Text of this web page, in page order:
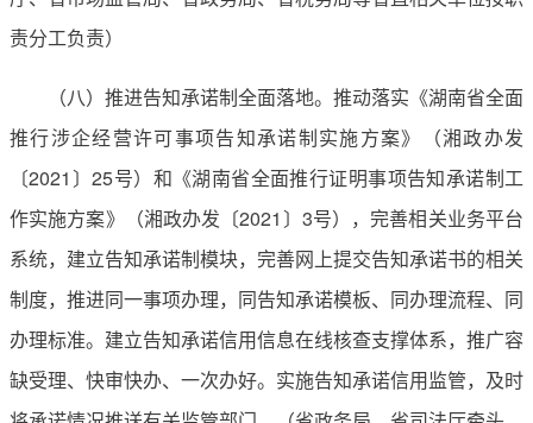
责分工负责）
（八）推进告知承诺制全面落地。推动落实《湖南省全面
推行涉企经营许可事项告知承诺制实施方案》（湘政办发
〔2021〕25号）和《湖南省全面推行证明事项告知承诺制工
作实施方案》（湘政办发〔2021〕3号），完善相关业务平台
系统，建立告知承诺制模块，完善网上提交告知承诺书的相关
制度，推进同一事项办理，同告知承诺模板、同办理流程、同
办理标准。建立告知承诺信用信息在线核查支撑体系，推广容
缺受理、快审快办、一次办好。实施告知承诺信用监管，及时